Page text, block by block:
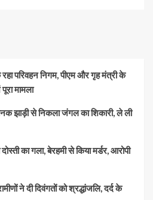
परिवहन निगम, पीएम और गृह मंत्री के
मामला
झाड़ी से निकला जंगल का शिकारी, ले ली
का गला, बेरहमी से किया मर्डर, आरोपी
ने दी दिवंगतों को श्रद्धांजलि, दर्द के